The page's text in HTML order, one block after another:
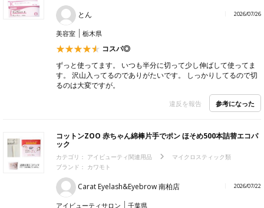
とん 2026/07/26
美容室 栃木県
コスパ◎
ずっと使ってます。 いつも半分に切って少し伸ばして使ってま
す。 沢山入ってるのでありがたいです。 しっかりしてるので切
るのは大変ですが。
違反を報告 参考になった
コットンZOO 赤ちゃん綿棒片手でポン ほそめ500本詰替エコパ
ック
カテゴリ： アイビューティ関連用品
マイクロスティック類
ブランド： カワモト
Carat Eyelash&Eyebrow 南柏店 2026/07/22
アイビューティサロン 千葉県